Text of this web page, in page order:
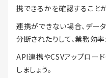
携できるかを確認すること
連携ができない場合、デー
分断されたりして、業務効
API連携やCSVアップロー
しましょう。